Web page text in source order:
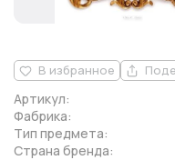
В избранное
Фабрика:
Артикул:
Тип предмета:
Страна бренда: